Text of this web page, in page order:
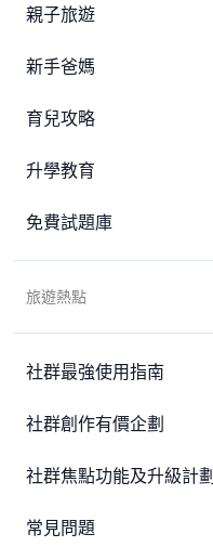
親子旅遊
新手爸媽
育兒攻略
升學教育
免費試題庫
旅遊熱點
社群最強使用指南
社群創作有價企劃
社群焦點功能及升級計劃
常見問題